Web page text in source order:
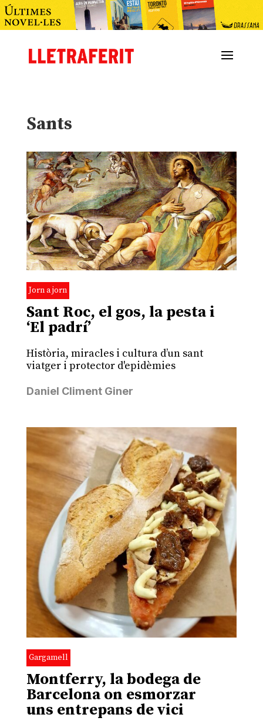
Sants
Jorn a jorn
Sant Roc, el gos, la pesta i
‘El padrí’
Història, miracles i cultura d’un sant
viatger i protector d'epidèmies
Daniel Climent Giner
Gargamell
Montferry, la bodega de
Barcelona on esmorzar
uns entrepans de vici